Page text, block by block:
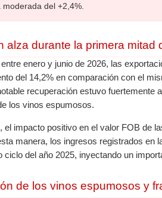
moderada del +2,4%.
alza durante la primera mitad
enero y junio de 2026, las
del 14,2% en comparación con el
recuperación estuvo fuertemente
los vinos espumosos.
el impacto positivo en el valor FOB de
manera, los ingresos registrados en
ciclo del año 2025, inyectando un
de los vinos espumosos y